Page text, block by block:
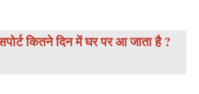
कितने दिन में घर पर आ जाता है ?